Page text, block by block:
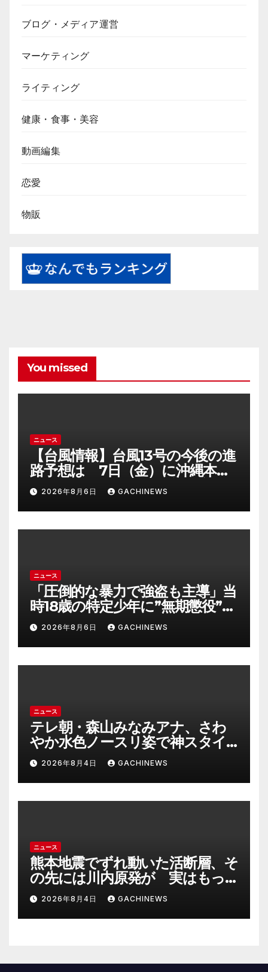
ブログ・メディア運営
マーケティング
ライティング
健康・食事・美容
動画編集
恋愛
物販
You missed
ニュース
【台風情報】台風13号の今後の進
路予想は 7日（金）に沖縄本島
に直撃するおそれ 一部の家屋
が倒壊するおそれがある猛烈な
風が吹く見込み(FNNプライムオ
ンライン)
2026年8月6日 GACHINEWS
ニュース
「圧倒的な暴力で強盗も主導」当
時18歳の特定少年に”無期懲役”求
刑の背景『年齢の若さで説明でき
ないほど悪質だと検察が判断』
＜元裁判官が解説＞全国的に見て
も異例のケース_8月7日判決の行
2026年8月6日 GACHINEWS
ニュース
テレ朝・森山みなみアナ、さわ
やか水色ノースリ姿で神スタイ
ル炸裂 「爽やかで可愛い」「最
上級にお似合い」(J-CASTニュー
ス)
2026年8月4日 GACHINEWS
ニュース
熊本地震でずれ動いた活断層、そ
の先には川内原発が 実はもっ
とヤバい事態を起こしそうなリ
スクも(J-CASTニュース)
2026年8月4日 GACHINEWS